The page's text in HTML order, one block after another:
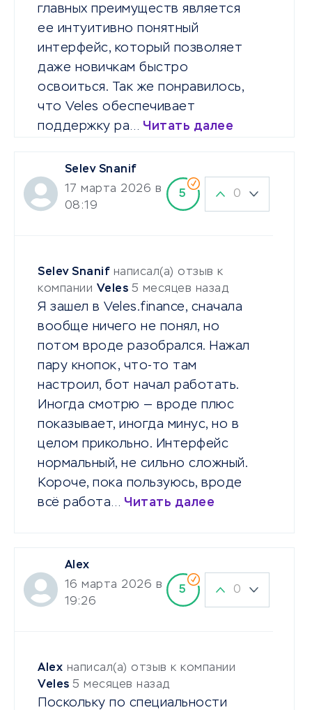
главных преимуществ является
ее интуитивно понятный
интерфейс, который позволяет
даже новичкам быстро
освоиться. Так же понравилось,
что Veles обеспечивает
поддержку ра… Читать далее
Selev Snanif
17 марта 2026 в
08:19
5 0
Selev Snanif написал(а) отзыв к
компании Veles 5 месяцев назад
Я зашел в Veles.finance, сначала
вообще ничего не понял, но
потом вроде разобрался. Нажал
пару кнопок, что-то там
настроил, бот начал работать.
Иногда смотрю — вроде плюс
показывает, иногда минус, но в
целом прикольно. Интерфейс
нормальный, не сильно сложный.
Короче, пока пользуюсь, вроде
всё работа… Читать далее
Alex
16 марта 2026 в
19:26
5 0
Alex написал(а) отзыв к компании
Veles 5 месяцев назад
Поскольку по специальности